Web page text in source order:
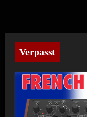
Verpasst